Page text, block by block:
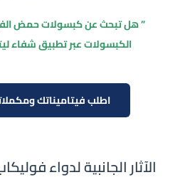
” هل تبحث عن كبسولات حمض
الكبسولات عبر تطبيق شفاء
اطلب فيتاميناتك
الآثار الجانبية لدواء